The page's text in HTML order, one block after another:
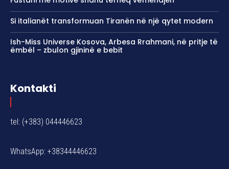
Si italianët transformuan Tiranën në një qytet modern
Ish-Miss Universe Kosova, Arbesa Rrahmani, në pritje të
ëmbël – zbulon gjininë e bebit
Kontakti
tel: (+383) 044446623
WhatsApp: +38344446623